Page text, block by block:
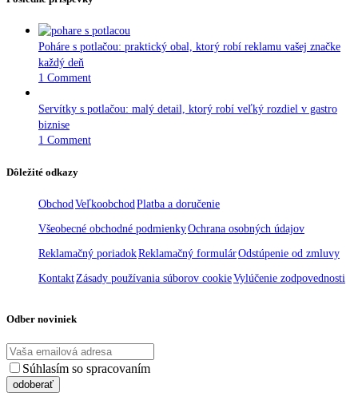
Poháre s potlačou: praktický obal, ktorý robí reklamu vašej značke
každý deň
1 Comment
Servítky s potlačou: malý detail, ktorý robí veľký rozdiel v gastro
biznise
1 Comment
Dôležité odkazy
Obchod Veľkoobchod Platba a doručenie
Všeobecné obchodné podmienkyOchrana osobných údajov
Reklamačný poriadokReklamačný formulárOdstúpenie od zmluvy
Kontakt Zásady používania súborov cookieVylúčenie zodpovednosti
Odber noviniek
Súhlasím so spracovaním